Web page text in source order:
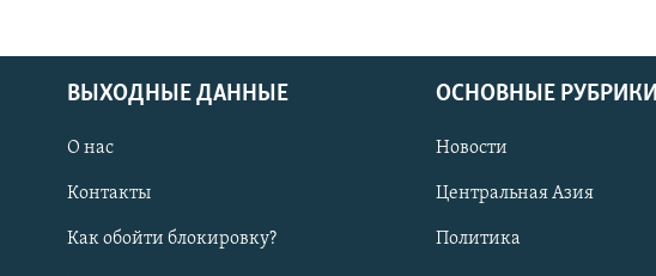
ВЫХОДНЫЕ ДАННЫЕ
О нас
Контакты
Как обойти блокировку?
ОСНОВНЫЕ РУБРИКИ
Новости
Центральная Азия
Политика